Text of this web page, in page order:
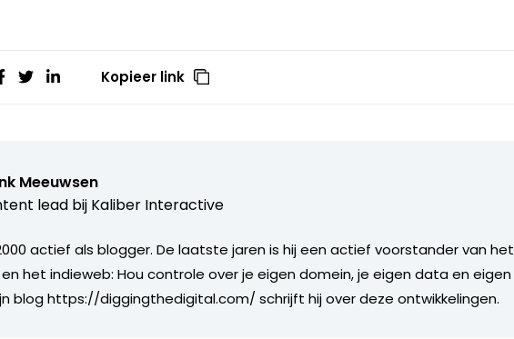
Kopieer link
Meeuwsen
lead bij Kaliber Interactive
actief als blogger. De laatste jaren is hij een actief voorstander van het
het indieweb: Hou controle over je eigen domein, je eigen data en eigen
blog https://diggingthedigital.com/ schrijft hij over deze ontwikkelingen.